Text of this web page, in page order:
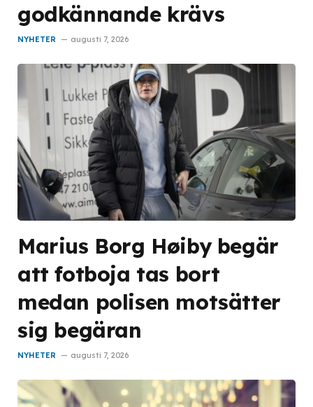
godkännande krävs
NYHETER augusti 7, 2026
Marius Borg Høiby begär
att fotboja tas bort
medan polisen motsätter
sig begäran
NYHETER augusti 7, 2026